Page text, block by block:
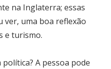
na Inglaterra; essas
ver, uma boa reflexão
e turismo.
A pessoa pode